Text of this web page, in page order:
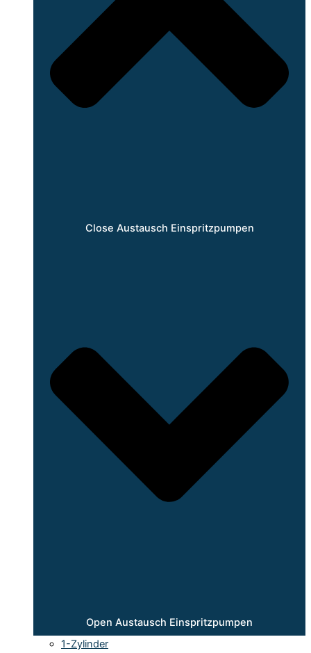
Close Austausch Einspritzpumpen
Open Austausch Einspritzpumpen
1-Zylinder